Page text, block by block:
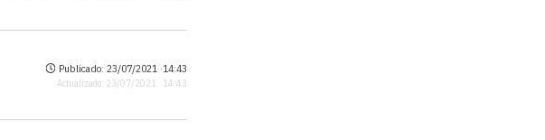
Publicado: 23/07/2021 ·14:43
Actualizado: 23/07/2021 · 14:43